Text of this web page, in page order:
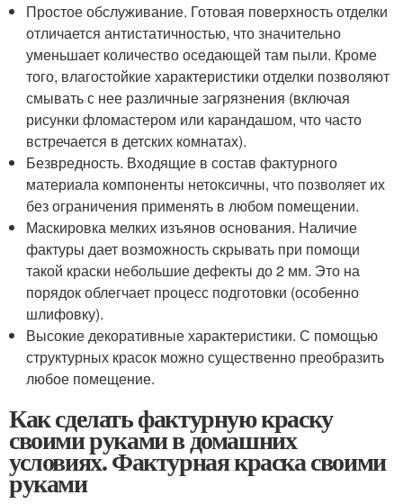
Простое обслуживание. Готовая поверхность отделки
отличается антистатичностью, что значительно
уменьшает количество оседающей там пыли. Кроме
того, влагостойкие характеристики отделки позволяют
смывать с нее различные загрязнения (включая
рисунки фломастером или карандашом, что часто
встречается в детских комнатах).
Безвредность. Входящие в состав фактурного
материала компоненты нетоксичны, что позволяет их
без ограничения применять в любом помещении.
Маскировка мелких изъянов основания. Наличие
фактуры дает возможность скрывать при помощи
такой краски небольшие дефекты до 2 мм. Это на
порядок облегчает процесс подготовки (особенно
шлифовку).
Высокие декоративные характеристики. С помощью
структурных красок можно существенно преобразить
любое помещение.
Как сделать фактурную краску
своими руками в домашних
условиях. Фактурная краска своими
руками